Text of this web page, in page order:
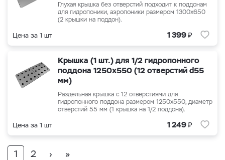
Глухая крышка без отверстий подходит к поддонам
для гидропоники, аэропоники размером 1300x650
(2 крышки на поддон).
Цена за 1 шт 1 399₽
Крышка (1 шт.) для 1/2 гидропонного
поддона 1250x550 (12 отверстий d55
мм)
Раздельная крышка с 12 отверстиями для
гидропонного поддона размером 1250x550, диаметр
отверстий 55 мм (1 крышка на 1/2 поддона).
Цена за 1 шт 1 249₽
1 2 › »